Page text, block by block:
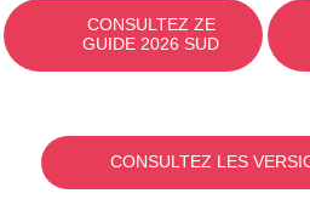
CONSULTEZ ZE
GUIDE 2026 SUD
CONSULTEZ LES